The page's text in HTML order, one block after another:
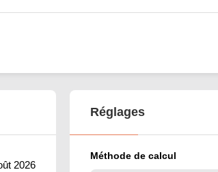
2026
Réglages
Méthode de calcul